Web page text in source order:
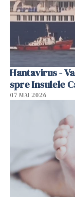
Hantavirus -
spre Insulele
07 MAI 2026